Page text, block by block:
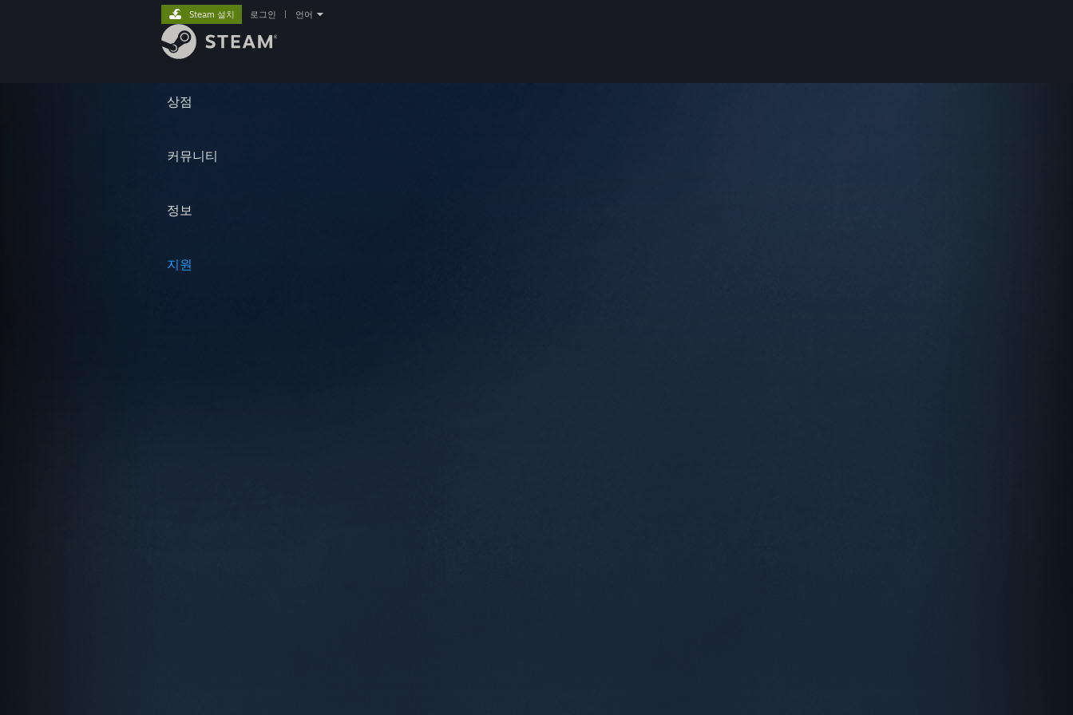
상점
커뮤니티
정보
지원
Steam 설치 로그인 언어